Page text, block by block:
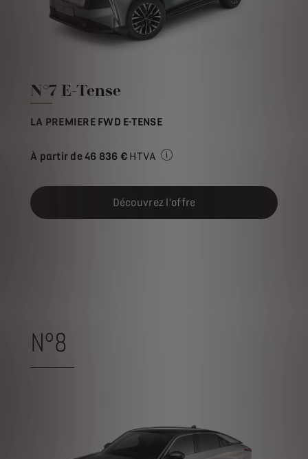
N°7 E-Tense
LA PREMIERE FWD E-TENSE
À partir de46 836 € HTVA
Découvrez l'offre
N°8